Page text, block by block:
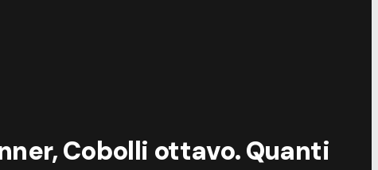
Cobolli ottavo. Quanti